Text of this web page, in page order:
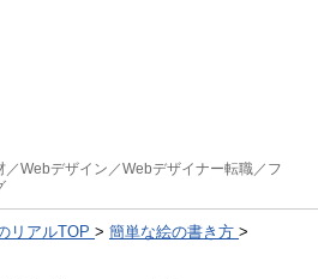
Webデザイン／Webデザイナー転職／フ
リアルTOP > 簡単な絵の書き方 >